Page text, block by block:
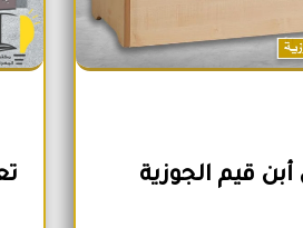
قيم الجوزية